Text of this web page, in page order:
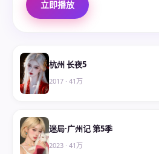
立即播放
杭州 长夜5
2017 · 41万
迷局·广州记 第5季
2023 · 41万